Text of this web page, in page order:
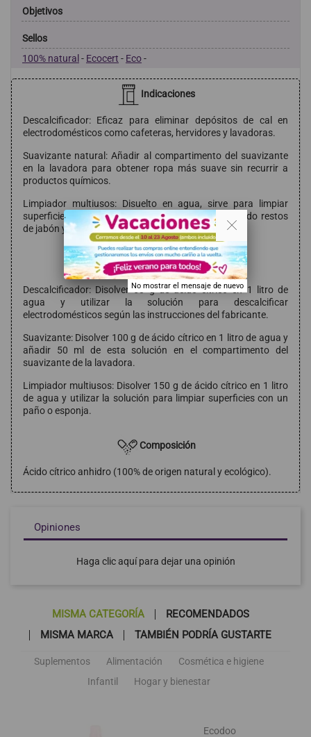
Objetivos
Sellos
100% natural- Ecocert - Eco-
Indicaciones
Descalcificador: Eficaz para eliminar depósitos de cal en
electrodomésticos como cafeteras, hervidores y lavadoras.
Suavizante natural: Añadir al compartimento del suavizante
en la lavadora para obtener ropa más suave sin recurrir a
productos químicos.
Limpiador multiusos: Disuelto en agua, sirve para limpiar
superficies como baños, cocinas y grifos, eliminando restos
de jabón y cal.
Modo de empleo
Descalcificador: Disolver 50 g de ácido cítrico en 1 litro de
agua y utilizar la solución para descalcificar
electrodomésticos según las instrucciones del fabricante.
Suavizante: Disolver 100 g de ácido cítrico en 1 litro de agua y
añadir 50 ml de esta solución en el compartimento del
suavizante de la lavadora.
Limpiador multiusos: Disolver 150 g de ácido cítrico en 1 litro
de agua y utilizar la solución para limpiar superficies con un
paño o esponja.
Composición
Ácido cítrico anhidro (100% de origen natural y ecológico).
Opiniones
Haga clic aquí para dejar una opinión
MISMA CATEGORÍA
RECOMENDADOS
MISMA MARCA
TAMBIÉN PODRÍA GUSTARTE
Suplementos Alimentación
Cosmética e higiene
Infantil
Hogar y bienestar
Ecodoo
. .
No mostrar el mensaje de nuevo